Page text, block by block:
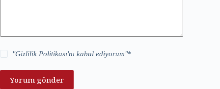
"Gizlilik Politikası'nı kabul ediyorum"*
Yorum gönder